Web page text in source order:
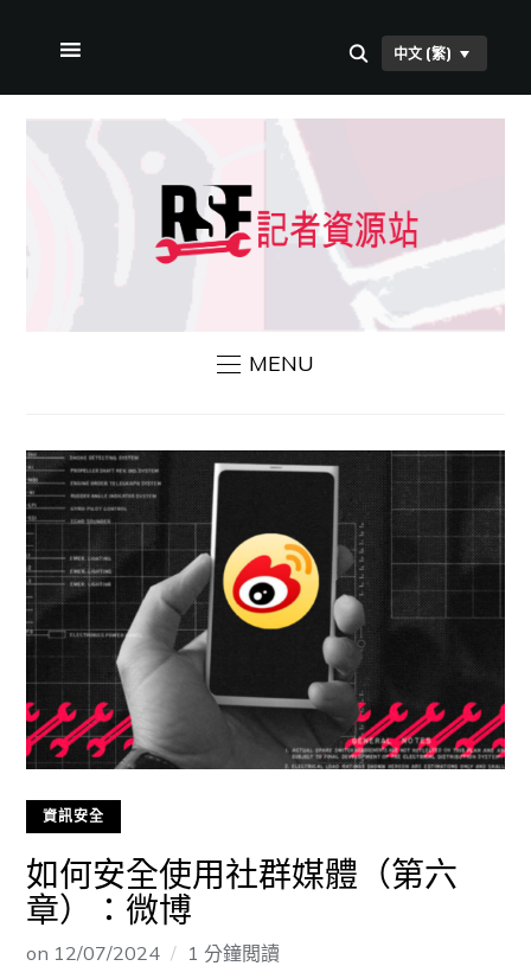
首頁
中文 (繁)
MENU
資訊安全
如何安全使用社群媒體（第六
章）：微博
on 12/07/2024 1 分鐘閲讀